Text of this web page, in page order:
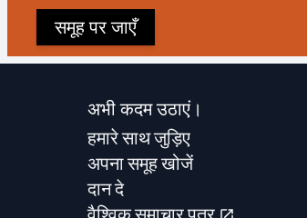
समूह पर जाएँ
अभी कदम उठाएं।
हमारे साथ जुड़िए
अपना समूह खोजें
दान दे